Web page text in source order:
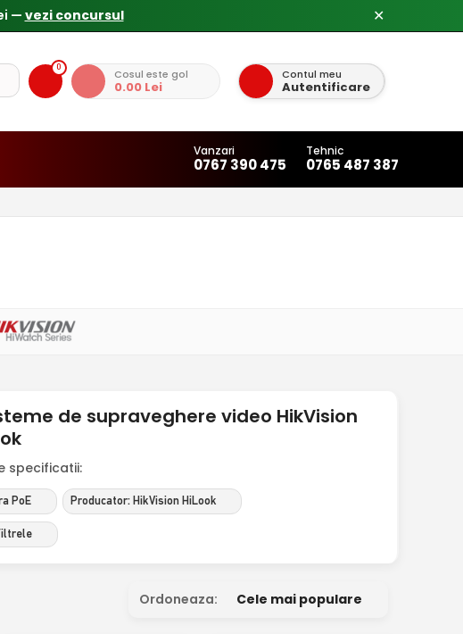
— vezi concursul ✕
0 Cosul este gol
0.00 Lei
Contul meu
Autentificare
Vanzari
0767 390 475
Tehnic
0765 487 387
de supraveghere video HikVision
specificatii:
PoE Producator: HikVision HiLook
Ordoneaza: Cele mai populare